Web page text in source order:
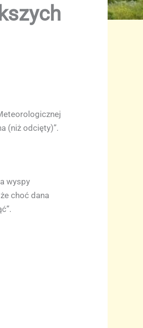
(niż odcięty)”.
wyspy
choć dana